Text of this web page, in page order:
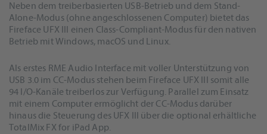
Neben dem treiberbasierten USB-Betrieb und dem Stand-
Alone-Modus (ohne angeschlossenen Computer) bietet das
Fireface UFX III einen Class-Compliant-Modus für den nativen
Betrieb mit Windows, macOS und Linux.
Als erstes RME Audio Interface mit voller Unterstützung von
USB 3.0 im CC-Modus stehen beim Fireface UFX III somit alle
94 I/O-Kanäle treiberlos zur Verfügung. Parallel zum Einsatz
mit einem Computer ermöglicht der CC-Modus darüber
hinaus die Steuerung des UFX III über die optional erhältliche
TotalMix FX for iPad App.